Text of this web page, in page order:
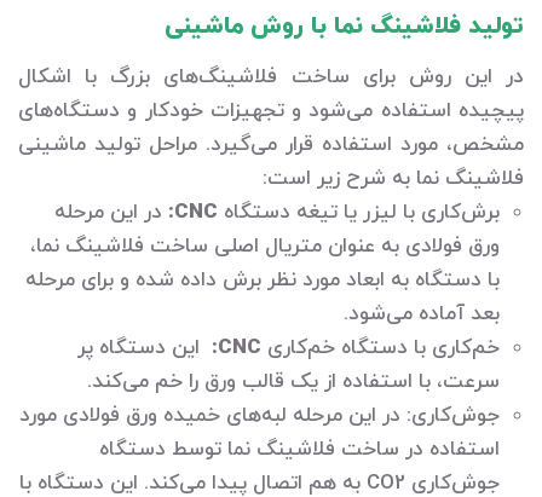
تولید فلاشینگ نما با روش ماشینی
در این روش برای ساخت فلاشینگ‌های بزرگ با اشکال
پیچیده استفاده می‌شود و تجهیزات خودکار و دستگاه‌های
مشخص، مورد استفاده قرار می‌گیرد. مراحل تولید ماشینی
فلاشینگ نما به شرح زیر است:
برش‌کاری با لیزر یا تیغه دستگاه CNC: در این مرحله
ورق فولادی به عنوان متریال اصلی ساخت فلاشینگ نما،
با دستگاه به ابعاد مورد نظر برش داده شده و برای مرحله
بعد آماده می‌شود.
خم‌کاری با دستگاه خم‌کاری CNC:
این دستگاه پر
سرعت، با استفاده از یک قالب ورق را خم می‌کند.
جوش‌کاری: در این مرحله لبه‌های خمیده ورق فولادی مورد
استفاده در ساخت فلاشینگ نما توسط دستگاه
جوش‌کاری CO2 به هم اتصال پیدا می‌کند. این دستگاه با